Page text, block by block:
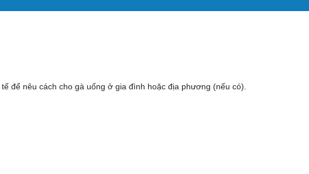
để nêu cách cho gà uống ở gia đình hoặc địa phương (nếu có).